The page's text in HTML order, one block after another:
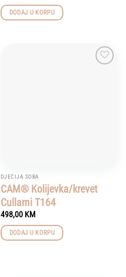
DODAJ U KORPU
DJEČIJA SOBA
CAM® Kolijevka/krevet
Cullami T164
498,00 KM
DODAJ U KORPU